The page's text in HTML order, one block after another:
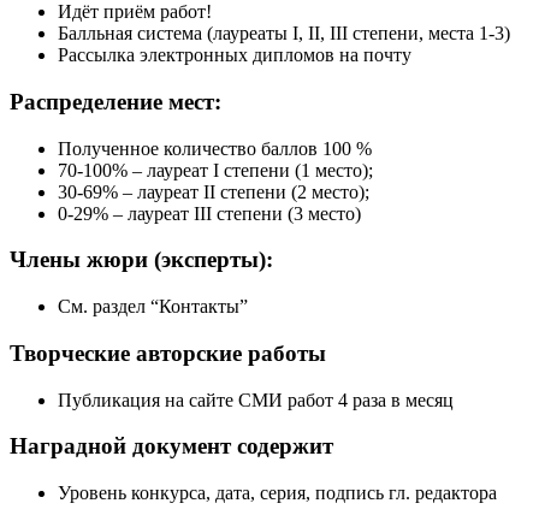
Идёт приём работ!
Балльная система (лауреаты I, II, III степени, места 1-3)
Рассылка электронных дипломов на почту
Распределение мест:
Полученное количество баллов 100 %
70-100% – лауреат I степени (1 место);
30-69% – лауреат II степени (2 место);
0-29% – лауреат III степени (3 место)
Члены жюри (эксперты):
См. раздел “Контакты”
Творческие авторские работы
Публикация на сайте СМИ работ 4 раза в месяц
Наградной документсодержит
Уровень конкурса, дата, серия, подпись гл. редактора